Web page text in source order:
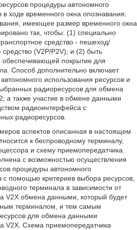
процедуры автономного
в ходе временного окна опознавания.
имеющее размер временного окна
так, чтобы: (1) специально
средство - пешеход/
(V2P/P2V); и (2) быть
покрытие для
Способ дополнительно включает
использования ресурсов и
радиоресурсов для обмена
а также участие в обмене данными
радиоинтерфейса с
радиоресурсов.
аспектов описанная в настоящем
к беспроводному терминалу,
и схему приемопередатчика.
с возможностью осуществления
процедуры автономного
с помощью критериев выбора ресурсов,
терминала в зависимости от
V2X обмена данными, который будет
терминалом, и тем самым
для обмена данными
V2X. Схема приемопередатчика